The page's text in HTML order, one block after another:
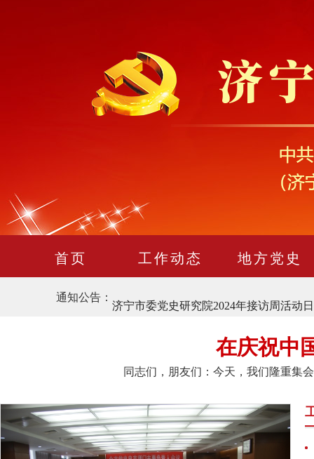
首页 工作动态 地方党史
通知公告 ：
2025年度中共济宁市委党史研究院公开
巡 察 公 告
济宁市委党史研究院2024年接访周活动
2025年度中共济宁市委党史研究院公开
巡 察 公 告
济宁市委党史研究院2024年接访周活动
在庆祝中
同志们，朋友们：今天，我们隆重集